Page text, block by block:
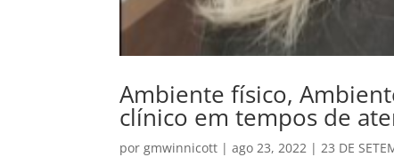
Ambiente físico,
clínico em tempos de
porgmwinnicott |ago 23, 2022 |23 DE